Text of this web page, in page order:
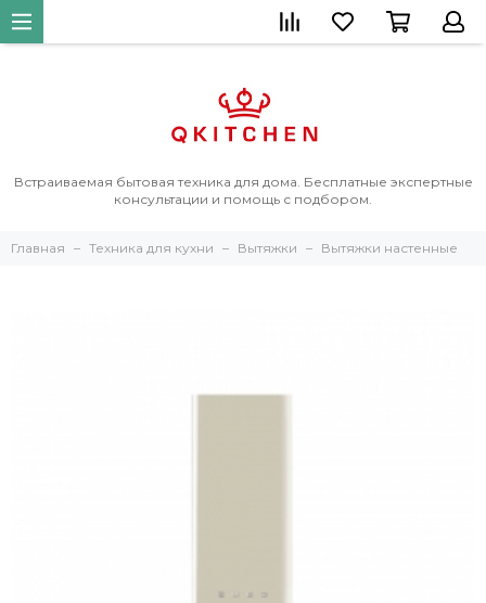
Встраиваемая бытовая техника для дома. Бесплатные экспертные
консультации и помощь с подбором.
Главная Техника для кухни Вытяжки Вытяжки настенные